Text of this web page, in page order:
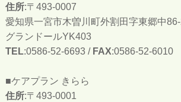
住所:〒493-0007
愛知県一宮市木曽川町外割田字東郷中
グランドールYK403
TEL:0586-52-6693 / FAX:0586-52-6010
■ケアプラン きらら
住所:〒493-0001